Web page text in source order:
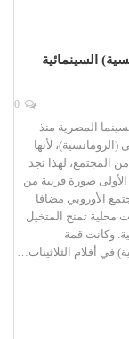
السينمائية
المصرية منذ
(الرومانسية)، لأنها
المجتمع، لهذا تجد
الأولى صورة قريبة من
الأوروبي مضافا
محلية تمنح المتخيل
وكانت قمة
في أفلام الثلاثينات…